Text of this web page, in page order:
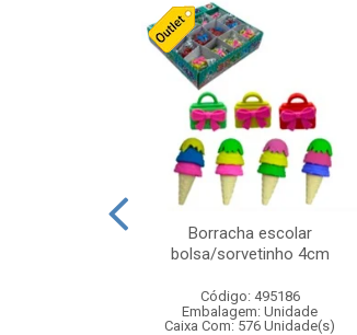
Borracha escolar
bolsa/sorvetinho 4cm
Código: 495186
Embalagem: Unidade
Caixa Com: 576 Unidade(s)